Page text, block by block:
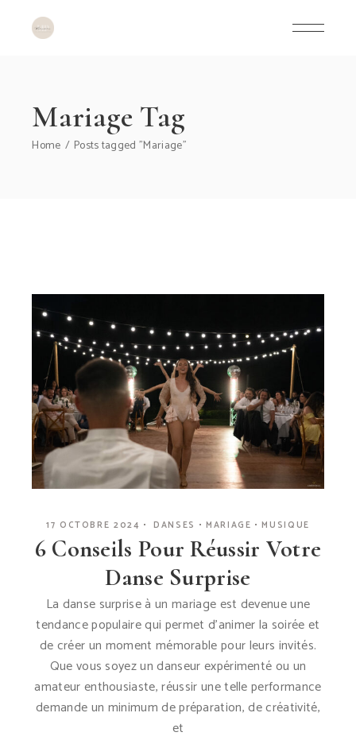
content
Mariage Tag
Home Posts tagged "Mariage"
17 OCTOBRE 2024 DANSES MARIAGE MUSIQUE
6 Conseils Pour Réussir Votre
Danse Surprise
La danse surprise à un mariage est devenue une
tendance populaire qui permet d’animer la soirée et
de créer un moment mémorable pour leurs invités.
Que vous soyez un danseur expérimenté ou un
amateur enthousiaste, réussir une telle performance
demande un minimum de préparation, de créativité,
et